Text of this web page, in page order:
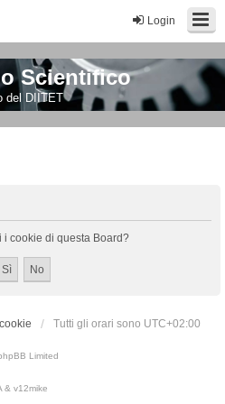
Login
Scientifico
del DIITET
i cookie di questa Board?
Tutti gli orari sono UTC+02:00
Limited
& v12mike